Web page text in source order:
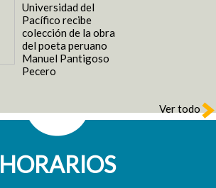
Universidad del
Pacífico recibe
colección de la obra
del poeta peruano
Manuel Pantigoso
Pecero
Ver todo
HORARIOS